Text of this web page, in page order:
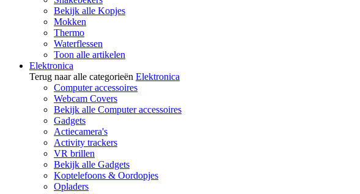
Bekijk alle Kopjes
Mokken
Thermo
Waterflessen
Toon alle artikelen
Elektronica
Terug naar alle categorieën Elektronica
Computer accessoires
Webcam Covers
Bekijk alle Computer accessoires
Gadgets
Actiecamera's
Activity trackers
VR brillen
Bekijk alle Gadgets
Koptelefoons & Oordopjes
Opladers